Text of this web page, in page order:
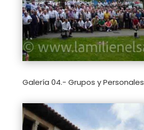
Galería 04.- Grupos y Personales